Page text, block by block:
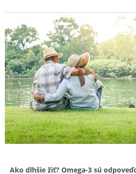
Ako dlhšie žiť? Omega-3 sú